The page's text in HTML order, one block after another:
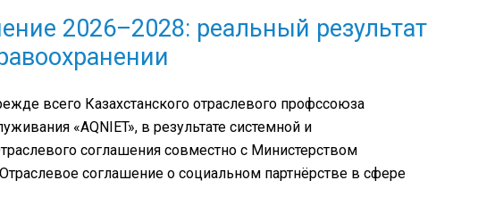
2026–2028: реальный результат
всего Казахстанского отраслевого профссоюза
«AQNIET», в результате системной и
соглашения совместно с Министерством
соглашение о социальном партнёрстве в сфере